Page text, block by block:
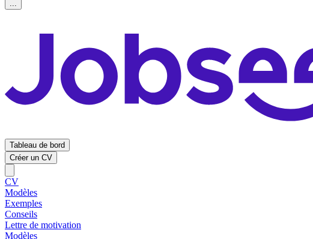
...
Tableau de bord
Créer un CV
CV
Modèles
Exemples
Conseils
Lettre de motivation
Modèles